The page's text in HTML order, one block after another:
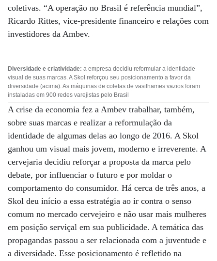
coletivas. “A operação no Brasil é referência mundial”,
Ricardo Rittes, vice-presidente financeiro e relações com
investidores da Ambev.
Diversidade e criatividade: a empresa decidiu reformular a identidade
visual de suas marcas. A Skol reforçou seu posicionamento a favor da
diversidade (acima). As máquinas de coletas de vasilhames vazios foram
instaladas em 900 redes varejistas pelo Brasil
A crise da economia fez a Ambev trabalhar, também,
sobre suas marcas e realizar a reformulação da
identidade de algumas delas ao longo de 2016. A Skol
ganhou um visual mais jovem, moderno e irreverente. A
cervejaria decidiu reforçar a proposta da marca pelo
debate, por influenciar o futuro e por moldar o
comportamento do consumidor. Há cerca de três anos, a
Skol deu início a essa estratégia ao ir contra o senso
comum no mercado cervejeiro e não usar mais mulheres
em posição serviçal em sua publicidade. A temática das
propagandas passou a ser relacionada com a juventude e
a diversidade. Esse posicionamento é refletido na